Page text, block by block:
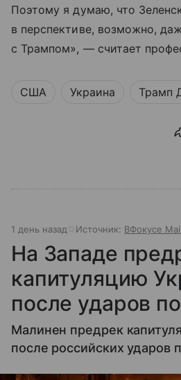
Поэтому я думаю, что
в перспективе, возможно,
с Трампом», — считает
США Украина Трамп
1 день назад Источник: ВФокусе Mail
На Западе
капитуляцию
после ударов
Малинен предрек
после российских ударов